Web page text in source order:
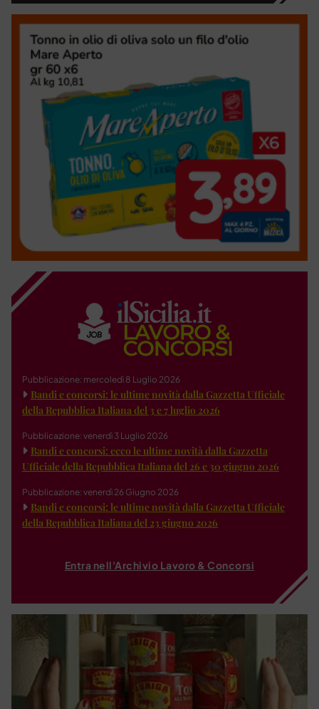
Pubblicazione: mercoledì 8 Luglio 2026
Bandi e concorsi: le ultime novità dalla Gazzetta Ufficiale
della Repubblica Italiana del 3 e 7 luglio 2026
Pubblicazione: venerdì 3 Luglio 2026
Bandi e concorsi: ecco le ultime novità dalla Gazzetta
Ufficiale della Repubblica Italiana del 26 e 30 giugno 2026
Pubblicazione: venerdì 26 Giugno 2026
Bandi e concorsi: le ultime novità dalla Gazzetta Ufficiale
della Repubblica Italiana del 23 giugno 2026
Entra nell'Archivio Lavoro & Concorsi